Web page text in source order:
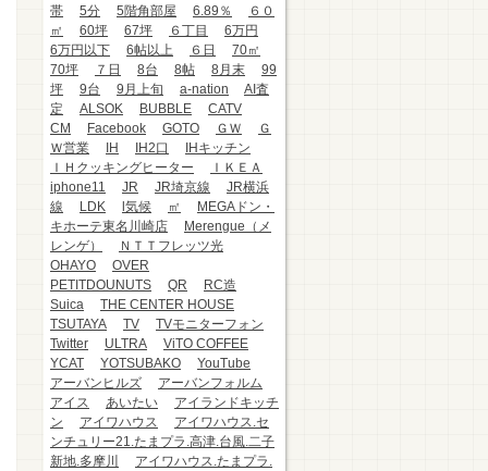
帯
5分 5階角部屋 6.89％
６０
㎡
60坪 67坪 ６丁目
6万円
6万円以下
6帖以上 ６日
70㎡
70坪
７日 8台 8帖 8月末
99
坪
9台 9月上旬 a-nation
AI査
定
ALSOK BUBBLE
CATV
CM
Facebook GOTO ＧＷ
Ｇ
Ｗ営業
IH IH2口
IHキッチン
ＩＨクッキングヒーター
ＩＫＥＡ
iphone11
JR JR埼京線
JR横浜
線
LDK l気候 ㎡
MEGAドン・
キホーテ東名川崎店
Merengue（メ
レンゲ）
ＮＴＴフレッツ光
OHAYO
OVER
PETITDOUNUTS
QR
RC造
Suica
THE CENTER HOUSE
TSUTAYA
TV
TVモニターフォン
Twitter
ULTRA
ViTO COFFEE
YCAT
YOTSUBAKO
YouTube
アーバンヒルズ
アーバンフォルム
アイス
あいたい
アイランドキッチ
ン
アイワハウス
アイワハウス.セ
ンチュリー21.たまプラ.高津.台風.二子
新地.多摩川
アイワハウス.たまプラ.